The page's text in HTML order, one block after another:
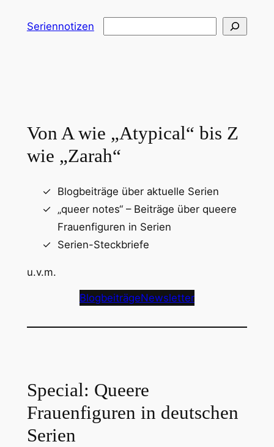
InhaltSeriennotizen
Von A wie „Atypical“ bis Z
wie „Zarah“
Blogbeiträge über aktuelle Serien
„queer notes“ – Beiträge über queere
Frauenfiguren in Serien
Serien-Steckbriefe
u.v.m.
BlogbeiträgeNewsletter
Special: Queere
Frauenfiguren in deutschen
Serien